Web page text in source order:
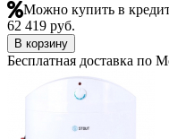
Можно купить в
62 419 руб.
В корзину
Бесплатная доставка по